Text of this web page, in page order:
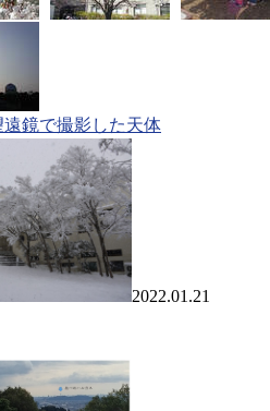
遠鏡で撮影した天体
2022.01.21